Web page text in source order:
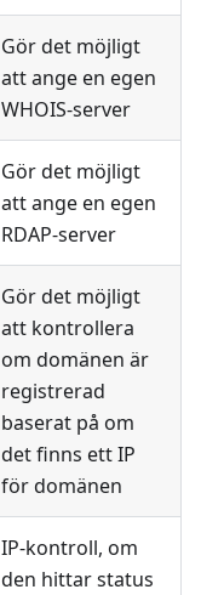
Gör det möjligt
att ange en egen
WHOIS-server
Gör det möjligt
att ange en egen
RDAP-server
Gör det möjligt
att kontrollera
om domänen är
registrerad
baserat på om
det finns ett IP
för domänen
IP-kontroll, om
den hittar status